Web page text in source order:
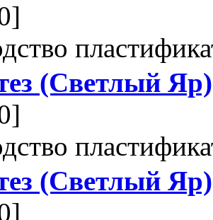
(Светлый Яр)
(Светлый Яр)